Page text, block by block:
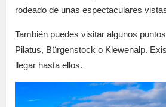
rodeado de unas espectaculares
También puedes visitar algunos
Pilatus, Bürgenstock o Klewenalp.
llegar hasta ellos.